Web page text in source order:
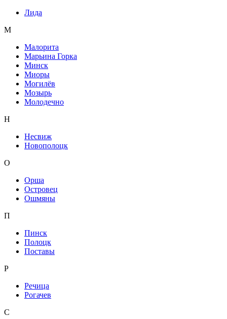
Лида
М
Малорита
Марьина Горка
Минск
Миоры
Могилёв
Мозырь
Молодечно
Н
Несвиж
Новополоцк
О
Орша
Островец
Ошмяны
П
Пинск
Полоцк
Поставы
Р
Речица
Рогачев
С